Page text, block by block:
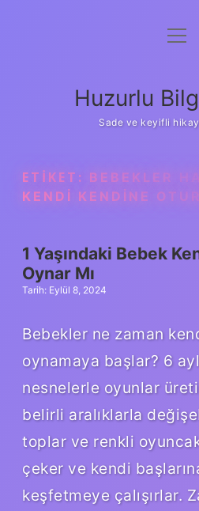
Anasayfa
Yasal
Huzurlu
Sade ve keyifli
ETIKET: BEBEKLER
KENDI KENDINE
1 Yaşındaki Bebek
Oynar Mı
Tarih: Eylül 8, 2024
Bebekler ne zaman
oynamaya başlar? 6
nesnelerle oyunlar
belirli aralıklarla
toplar ve renkli
çeker ve kendi
keşfetmeye çalışırlar.